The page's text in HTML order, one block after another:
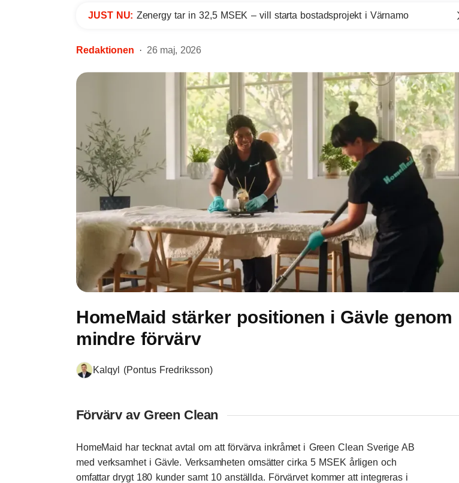
JUST NU: Zenergy tar in 32,5 MSEK – vill starta bostadsprojekt i Värnamo
Redaktionen 26 maj, 2026
HomeMaid stärker positionen i Gävle genom
mindre förvärv
Kalqyl (Pontus Fredriksson)
Förvärv av Green Clean
HomeMaid har tecknat avtal om att förvärva inkråmet i Green Clean Sverige AB
med verksamhet i Gävle. Verksamheten omsätter cirka 5 MSEK årligen och
omfattar drygt 180 kunder samt 10 anställda. Förvärvet kommer att integreras i